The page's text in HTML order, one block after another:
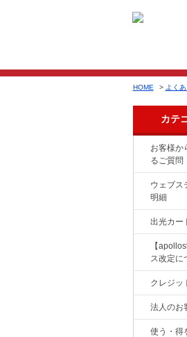
HOME > よく
カテ
お客様か
るご質問
ウェブス
明細
出光カー
【
ス改定に
クレジッ
法人のお
使う・得